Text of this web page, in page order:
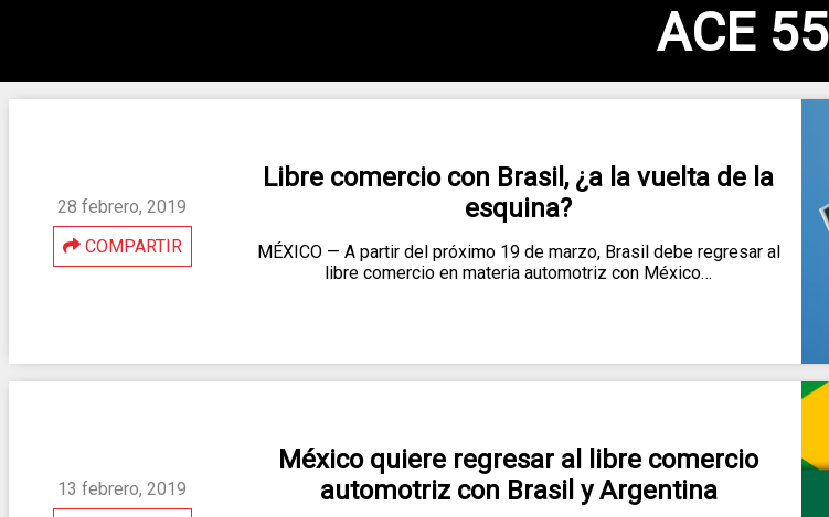
ACE 55
28 febrero, 2019
COMPARTIR
Libre comercio con Brasil, ¿a la vuelta de la
esquina?
MÉXICO — A partir del próximo 19 de marzo, Brasil debe regresar al
libre comercio en materia automotriz con México…
13 febrero, 2019
México quiere regresar al libre comercio
automotriz con Brasil y Argentina